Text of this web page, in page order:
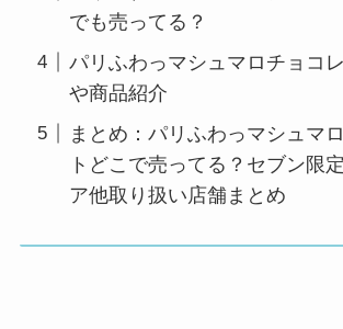
でも売ってる？
パリふわっマシュマロチョコ
や商品紹介
まとめ：パリふわっマシュマ
トどこで売ってる？セブン限
ア他取り扱い店舗まとめ